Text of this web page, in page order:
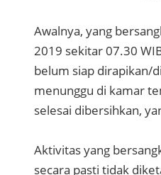
Awalnya, yang
2019 sekitar 07.30
belum siap dirapikan/
menunggu di kamar
selesai dibersihkan,
Aktivitas yang
secara pasti tidak